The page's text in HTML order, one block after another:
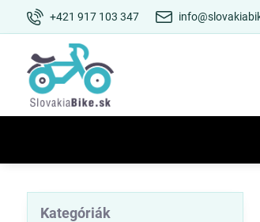
+421 917 103 347
Kategóriák